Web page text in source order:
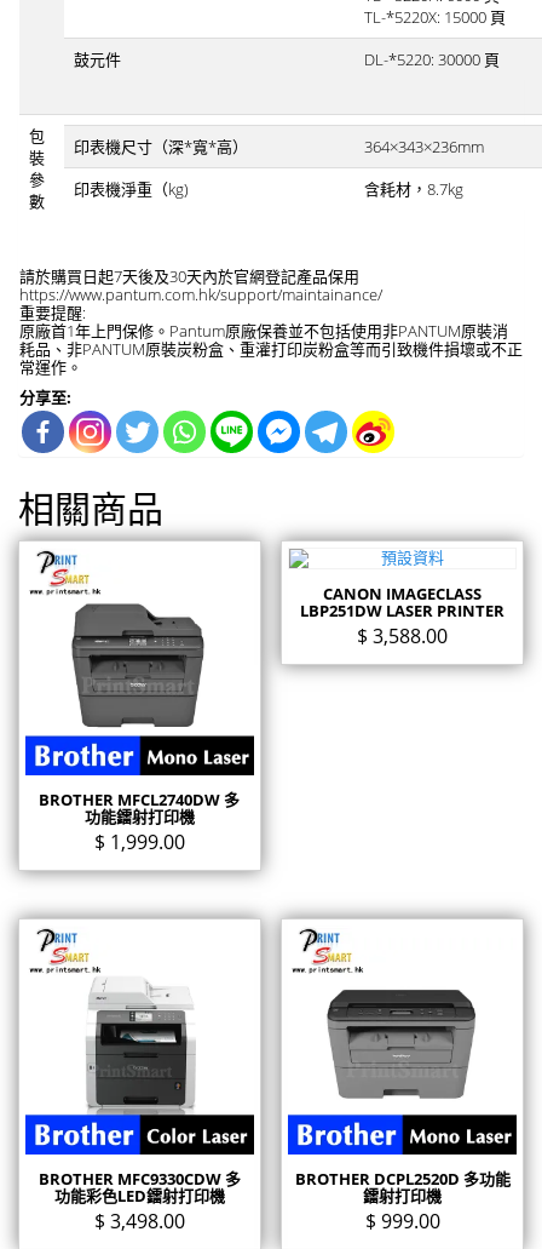
TL-*5220X: 15000 頁
鼓元件
DL-*5220: 30000 頁
包
裝
參
數
印表機尺寸（深*寬*高）
364×343×236mm
印表機淨重（kg)
含耗材，8.7kg
請於購買日起7天後及30天內於官網登記產品保用
https://www.pantum.com.hk/support/maintainance/
重要提醒:
原廠首1年上門保修。Pantum原廠保養並不包括使用非PANTUM原裝消
耗品、非PANTUM原裝炭粉盒、重灌打印炭粉盒等而引致機件損壞或不正
常運作。
分享至:
相關商品
BROTHER MFCL2740DW 多
功能鐳射打印機
$ 1,999.00
CANON IMAGECLASS
LBP251DW LASER PRINTER
$ 3,588.00
BROTHER MFC9330CDW 多
功能彩色LED鐳射打印機
$ 3,498.00
BROTHER DCPL2520D 多功能
鐳射打印機
$ 999.00